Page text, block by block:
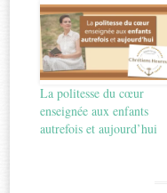
La politesse du cœur
enseignée aux enfants
autrefois et aujourd’hui